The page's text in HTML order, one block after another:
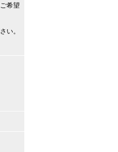
希望
い。